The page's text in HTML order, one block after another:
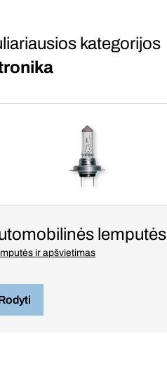
kategorijos
lemputės
ir apšvietimas